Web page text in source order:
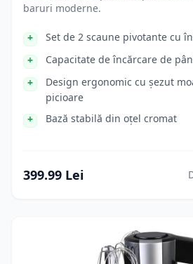
baruri moderne.
Set de 2 scaune pivotante cu
Capacitate de încărcare de
Design ergonomic cu șezut
picioare
Bază stabilă din oțel cromat
399.99 Lei